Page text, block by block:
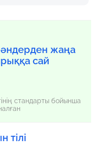
жаңа
сай
стандарты бойынша
тілі